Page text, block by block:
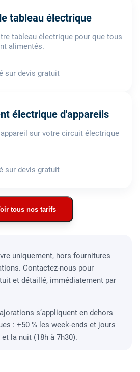
tableau électrique
tableau électrique pour que tous
alimentés.
sur devis gratuit
électrique d'appareils
sur votre circuit électrique
sur devis gratuit
tous nos tarifs
uniquement, hors fournitures
Contactez-nous pour
et détaillé, immédiatement par
s’appliquent en dehors
: +50 % les week-ends et jours
la nuit (18h à 7h30).